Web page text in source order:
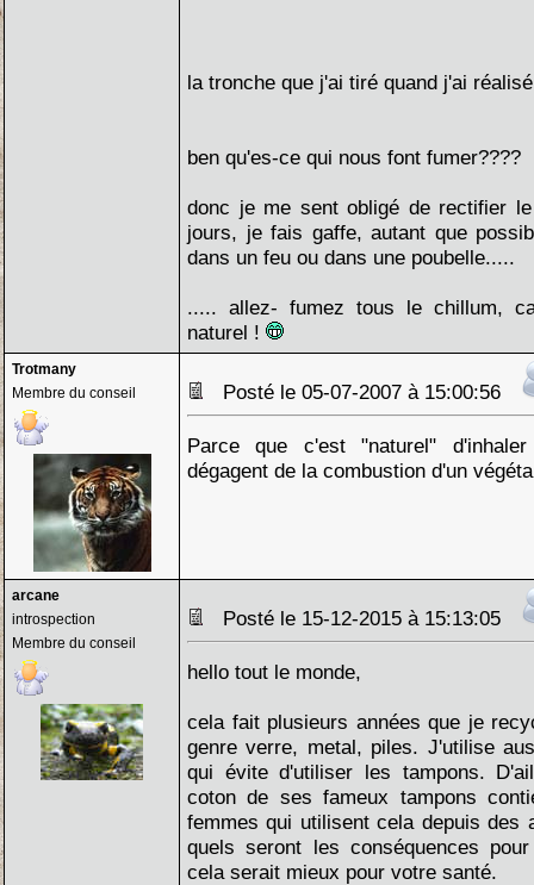
la tronche que j'ai tiré quand j'ai
ben qu'es-ce qui nous font fumer????
donc je me sent obligé de rectifier
jours, je fais gaffe, autant que
dans un feu ou dans une poubelle.....
..... allez- fumez tous le chillum,
naturel !
Trotmany
Membre du conseil
Posté le 05-07-2007 à 15:00:56
Parce que c'est "naturel"
dégagent de la combustion d'un
arcane
introspection
Membre du conseil
Posté le 15-12-2015 à 15:13:05
hello tout le monde,
cela fait plusieurs années que je
genre verre, metal, piles. J'utilise
qui évite d'utiliser les tampons.
coton de ses fameux tampons
femmes qui utilisent cela depuis des
quels seront les conséquences
cela serait mieux pour votre santé.